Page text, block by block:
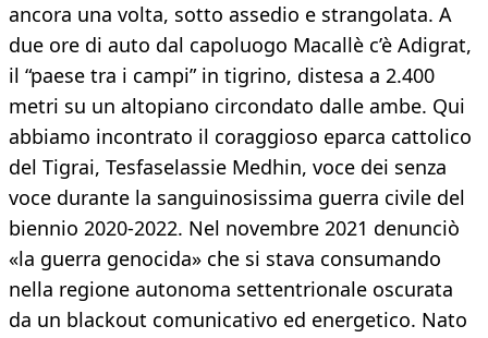
ancora una volta, sotto assedio e strangolata. A
due ore di auto dal capoluogo Macallè c’è Adigrat,
il “paese tra i campi” in tigrino, distesa a 2.400
metri su un altopiano circondato dalle ambe. Qui
abbiamo incontrato il coraggioso eparca cattolico
del Tigrai, Tesfaselassie Medhin, voce dei senza
voce durante la sanguinosissima guerra civile del
biennio 2020-2022. Nel novembre 2021 denunciò
«la guerra genocida» che si stava consumando
nella regione autonoma settentrionale oscurata
da un blackout comunicativo ed energetico. Nato